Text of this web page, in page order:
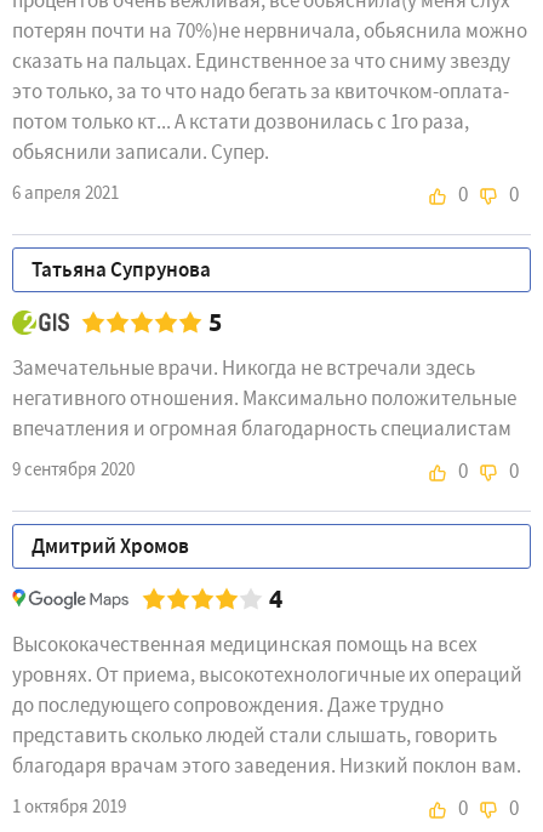
потерян почти на 70%)не нервничала, обьяснила можно
сказать на пальцах. Единственное за что сниму звезду
это только, за то что надо бегать за квиточком-оплата-
потом только кт... А кстати дозвонилась с 1го раза,
обьяснили записали. Супер.
6 апреля 2021 0 0
Татьяна Супрунова
5
Замечательные врачи. Никогда не встречали здесь
негативного отношения. Максимально положительные
впечатления и огромная благодарность специалистам
9 сентября 2020 0 0
Дмитрий Хромов
4
Высококачественная медицинская помощь на всех
уровнях. От приема, высокотехнологичные их операций
до последующего сопровождения. Даже трудно
представить сколько людей стали слышать, говорить
благодаря врачам этого заведения. Низкий поклон вам.
1 октября 2019 0 0